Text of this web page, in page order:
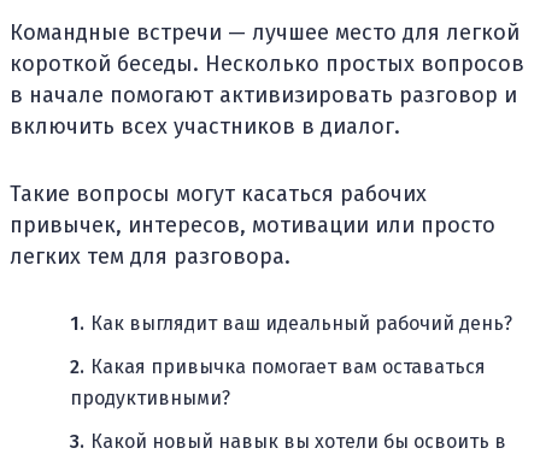
Командные встречи — лучшее место для легкой
короткой беседы. Несколько простых вопросов
в начале помогают активизировать разговор и
включить всех участников в диалог.
Такие вопросы могут касаться рабочих
привычек, интересов, мотивации или просто
легких тем для разговора.
Как выглядит ваш идеальный рабочий день?
Какая привычка помогает вам оставаться
продуктивными?
Какой новый навык вы хотели бы освоить в